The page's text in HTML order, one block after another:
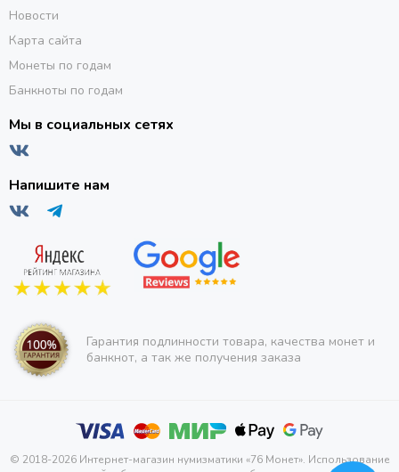
Новости
Карта сайта
Монеты по годам
Банкноты по годам
Мы в социальных сетях
Напишите нам
Гарантия подлинности товара, качества монет и
банкнот, а так же получения заказа
© 2018-2026 Интернет-магазин нумизматики «76 Монет». Использование